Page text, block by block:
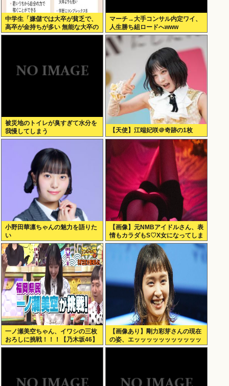
中学生「嫌儲では大卒が貧乏で、
高卒が金持ちが多い 無能な大卒の
集まりw」エックスで一万いいね
マーチ→大手コンサル内定ワイ、
人生勝ち組ロードへwww
被災地のトイレが臭すぎて水分を
我慢してしまう
【天使】江端妃咲＠奇跡の1枚
小野田華凛ちゃんの魅力を語りた
い
【画像】元NMBアイドルさん、表
情もカラダもS♡X女になってしま
うｗｗｗ
一ノ瀬美空ちゃん、イワシの三枚
おろしに挑戦！！！【乃木坂46】
【画像あり】剛力彩芽さんの現在
の姿、エッッッッッッッッッッッ
ッ！